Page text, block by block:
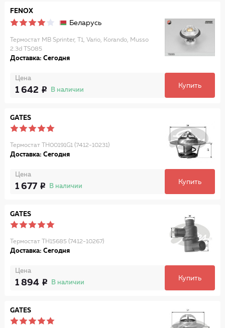
FENOX
Беларусь
Термостат MB Sprinter, T1, Vario, Korando, Musso
2.3d TS085
Доставка: Сегодня
Цена
1 642 В наличии
Купить
GATES
Термостат TH00191G1 (7412-10231)
Доставка: Сегодня
Цена
1 677 В наличии
Купить
GATES
Термостат TH15685 (7412-10267)
Доставка: Сегодня
Цена
1 894 В наличии
Купить
GATES